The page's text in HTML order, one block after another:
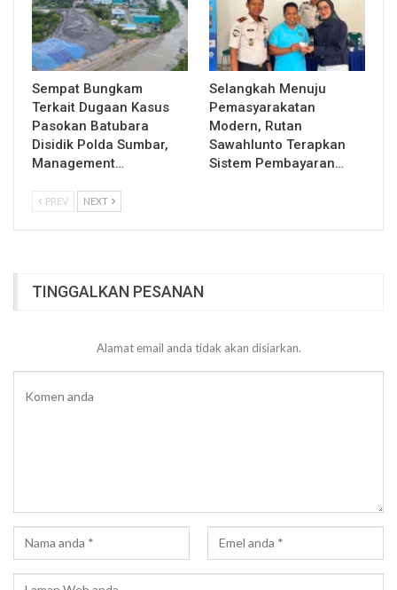
Sempat Bungkam
Terkait Dugaan Kasus
Pasokan Batubara
Disidik Polda Sumbar,
Management…
Selangkah Menuju
Pemasyarakatan
Modern, Rutan
Sawahlunto Terapkan
Sistem Pembayaran…
PREV NEXT
TINGGALKAN PESANAN
Alamat email anda tidak akan disiarkan.